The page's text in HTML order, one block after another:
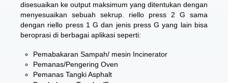
disesuaikan ke output maksimum yang ditentukan dengan
menyesuaikan sebuah sekrup. riello press 2 G sama
dengan riello press 1 G dan jenis press G yang lain bisa
beroprasi di berbagai aplikasi seperti:
Pemabakaran Sampah/ mesin Incinerator
Pemanas/Pengering Oven
Pemanas Tangki Asphalt